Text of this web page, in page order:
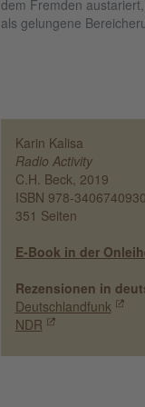
dem Fremden
als gelungene
Karin Kalisa
Radio Activity
C.H. Beck, 2019
ISBN 978-3406740930
351 Seiten
E-Book in der
Rezensionen in
Deutschlandfunk
NDR